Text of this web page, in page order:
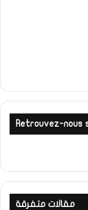
Retrouvez-nous
مقالات متفرقة